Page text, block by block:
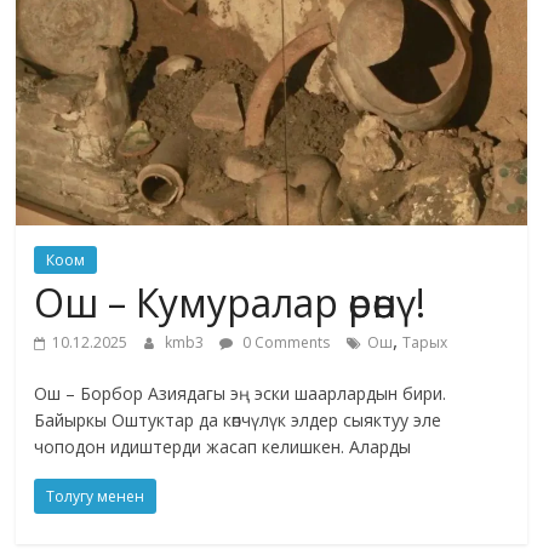
адабияты
Коом
Ош – Кумуралар өрөөнү!
10.12.2025 kmb3 0 Comments Ош,Тарых
Ош – Борбор Азиядагы эң эски шаарлардын бири.
Байыркы Оштуктар да көпчүлүк элдер сыяктуу эле
чоподон идиштерди жасап келишкен. Аларды
Толугу менен